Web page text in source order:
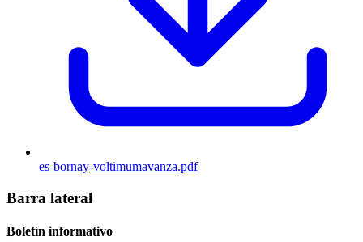
es-bornay-voltimumavanza.pdf
Barra lateral
Boletín informativo